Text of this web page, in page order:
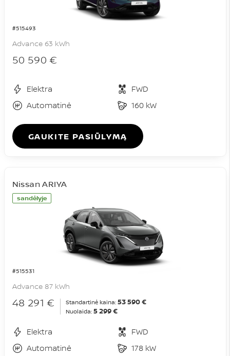
#515493
Advance 63 kWh
50 590 €
Elektra
FWD
Automatinė
160 kW
GAUKITE PASIŪLYMĄ
sandėlyje
#515531
Nissan ARIYA
Advance 87 kWh
48 291 € Standartinė kaina: 53 590 €
Nuolaida: 5 299 €
Elektra
FWD
Automatinė
178 kW